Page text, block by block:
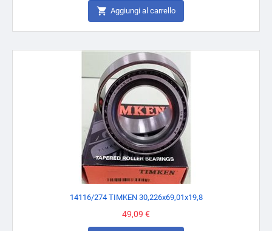
 Aggiungi al carrello
14116/274 TIMKEN 30,226x69,01x19,8
Prezzo
49,09 €